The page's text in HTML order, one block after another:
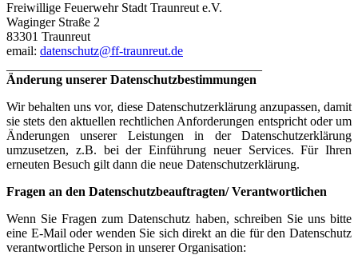
Freiwillige Feuerwehr Stadt Traunreut e.V.
Waginger Straße 2
83301 Traunreut
email: datenschutz@ff-traunreut.de
Änderung unserer Datenschutzbestimmungen
Wir behalten uns vor, diese Datenschutzerklärung anzupassen, damit
sie stets den aktuellen rechtlichen Anforderungen entspricht oder um
Änderungen unserer Leistungen in der Datenschutzerklärung
umzusetzen, z.B. bei der Einführung neuer Services. Für Ihren
erneuten Besuch gilt dann die neue Datenschutzerklärung.
Fragen an den Datenschutzbeauftragten/ Verantwortlichen
Wenn Sie Fragen zum Datenschutz haben, schreiben Sie uns bitte
eine E-Mail oder wenden Sie sich direkt an die für den Datenschutz
verantwortliche Person in unserer Organisation: